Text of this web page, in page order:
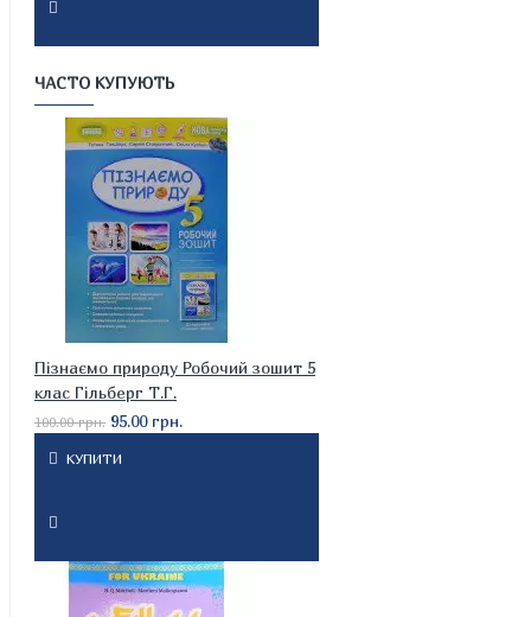
ЧАСТО КУПУЮТЬ
Пізнаємо природу Робочий зошит 5
клас Гільберг Т.Г.
100.00 грн. 95.00 грн.
КУПИТИ